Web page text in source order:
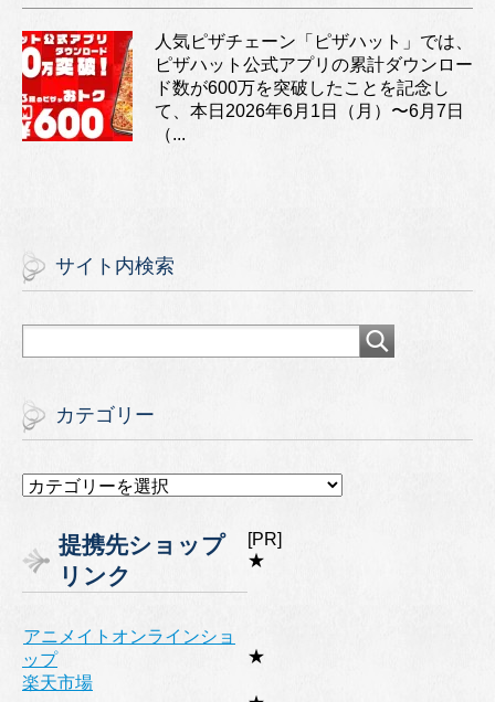
人気ピザチェーン「ピザハット」では、
ピザハット公式アプリの累計ダウンロー
ド数が600万を突破したことを記念し
て、本日2026年6月1日（月）〜6月7日
（...
サイト内検索
カテゴリー
カ
リ
ー
提携先ショップ
リンク
[PR]
★
アニメイトオンラインショ
ップ
★
楽天市場